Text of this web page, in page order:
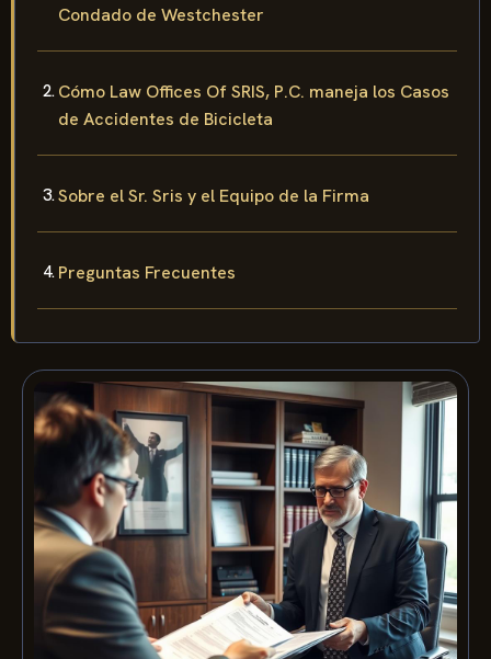
Condado de Westchester
Cómo Law Offices Of SRIS, P.C. maneja los Casos
de Accidentes de Bicicleta
Sobre el Sr. Sris y el Equipo de la Firma
Preguntas Frecuentes